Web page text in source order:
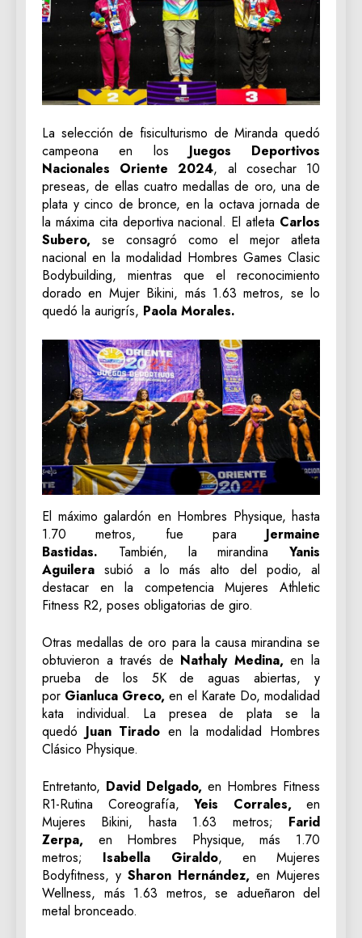
La selección de fisiculturismo de Miranda quedó
campeona en los Juegos Deportivos
Nacionales Oriente 2024, al cosechar 10
preseas, de ellas cuatro medallas de oro, una de
plata y cinco de bronce, en la octava jornada de
la máxima cita deportiva nacional. El atleta Carlos
Subero, se consagró como el mejor atleta
nacional en la modalidad Hombres Games Clasic
Bodybuilding, mientras que el reconocimiento
dorado en Mujer Bikini, más 1.63 metros, se lo
quedó la aurigrís, Paola Morales.
El máximo galardón en Hombres Physique, hasta
1.70 metros, fue para Jermaine
Bastidas. También, la mirandina Yanis
Aguilera subió a lo más alto del podio, al
destacar en la competencia Mujeres Athletic
Fitness R2, poses obligatorias de giro.
Otras medallas de oro para la causa mirandina se
obtuvieron a través de Nathaly Medina,en la
prueba de los 5K de aguas abiertas, y
por Gianluca Greco, en el Karate Do, modalidad
kata individual. La presea de plata se la
quedó Juan Tirado en la modalidad Hombres
Clásico Physique.
Entretanto, David Delgado, en Hombres Fitness
R1-Rutina Coreografía, Yeis Corrales,en
Mujeres Bikini, hasta 1.63 metros; Farid
Zerpa, en Hombres Physique, más 1.70
metros; Isabella Giraldo, en Mujeres
Bodyfitness, y Sharon Hernández, en Mujeres
Wellness, más 1.63 metros, se adueñaron del
metal bronceado.